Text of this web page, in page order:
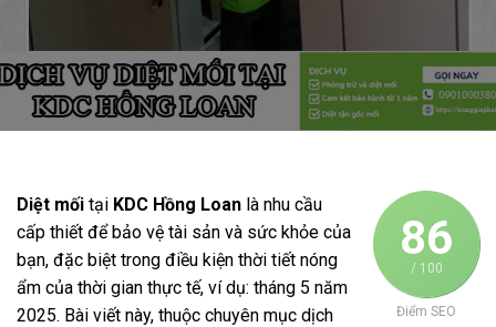
86
/ 100
Điểm SEO
Diệt mối tại KDC Hồng Loan là nhu cầu
cấp thiết để bảo vệ tài sản và sức khỏe của
bạn, đặc biệt trong điều kiện thời tiết nóng
ẩm của thời gian thực tế, ví dụ: tháng 5 năm
2025. Bài viết này, thuộc chuyên mục dịch